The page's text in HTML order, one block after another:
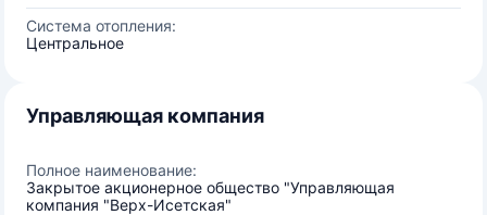
Система отопления:
Центральное
Управляющая компания
Полное наименование:
Закрытое акционерное общество "Управляющая
компания "Верх-Исетская"